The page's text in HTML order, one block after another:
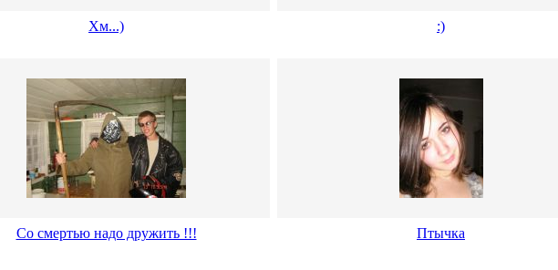
Хм...) :)
Со смертью надо дружить !!! Птычка